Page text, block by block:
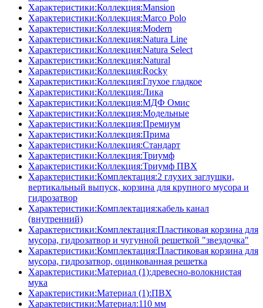
Характеристики:Коллекция:Mansion
Характеристики:Коллекция:Marco Polo
Характеристики:Коллекция:Modern
Характеристики:Коллекция:Natura Line
Характеристики:Коллекция:Natura Select
Характеристики:Коллекция:Natural
Характеристики:Коллекция:Rocky
Характеристики:Коллекция:Глухое гладкое
Характеристики:Коллекция:Лика
Характеристики:Коллекция:МДФ Омис
Характеристики:Коллекция:Модельные
Характеристики:Коллекция:Премиум
Характеристики:Коллекция:Прима
Характеристики:Коллекция:Стандарт
Характеристики:Коллекция:Триумф
Характеристики:Коллекция:Триумф ПВХ
Характеристики:Комплектация:2 глухих заглушки,
вертикальный выпуск, корзина для крупного мусора и
гидрозатвор
Характеристики:Комплектация:кабель канал
(внутренний)
Характеристики:Комплектация:Пластиковая корзина для
мусора, гидрозатвор и чугунной решеткой "звездочка"
Характеристики:Комплектация:Пластиковая корзина для
мусора, гидрозатвор, оцинкованная решетка
Характеристики:Материал (1):древесно-волокнистая
мука
Характеристики:Материал (1):ПВХ
Характеристики:Материал:110 мм